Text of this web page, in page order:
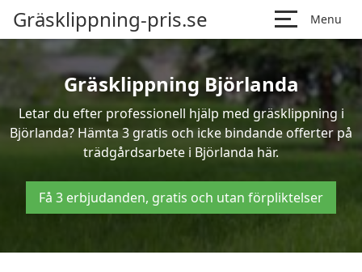
Gräsklippning-pris.se Menu
Gräsklippning Björlanda
Letar du efter professionell hjälp med gräsklippning i
Björlanda? Hämta 3 gratis och icke bindande offerter på
trädgårdsarbete i Björlanda här.
Få 3 erbjudanden, gratis och utan förpliktelser